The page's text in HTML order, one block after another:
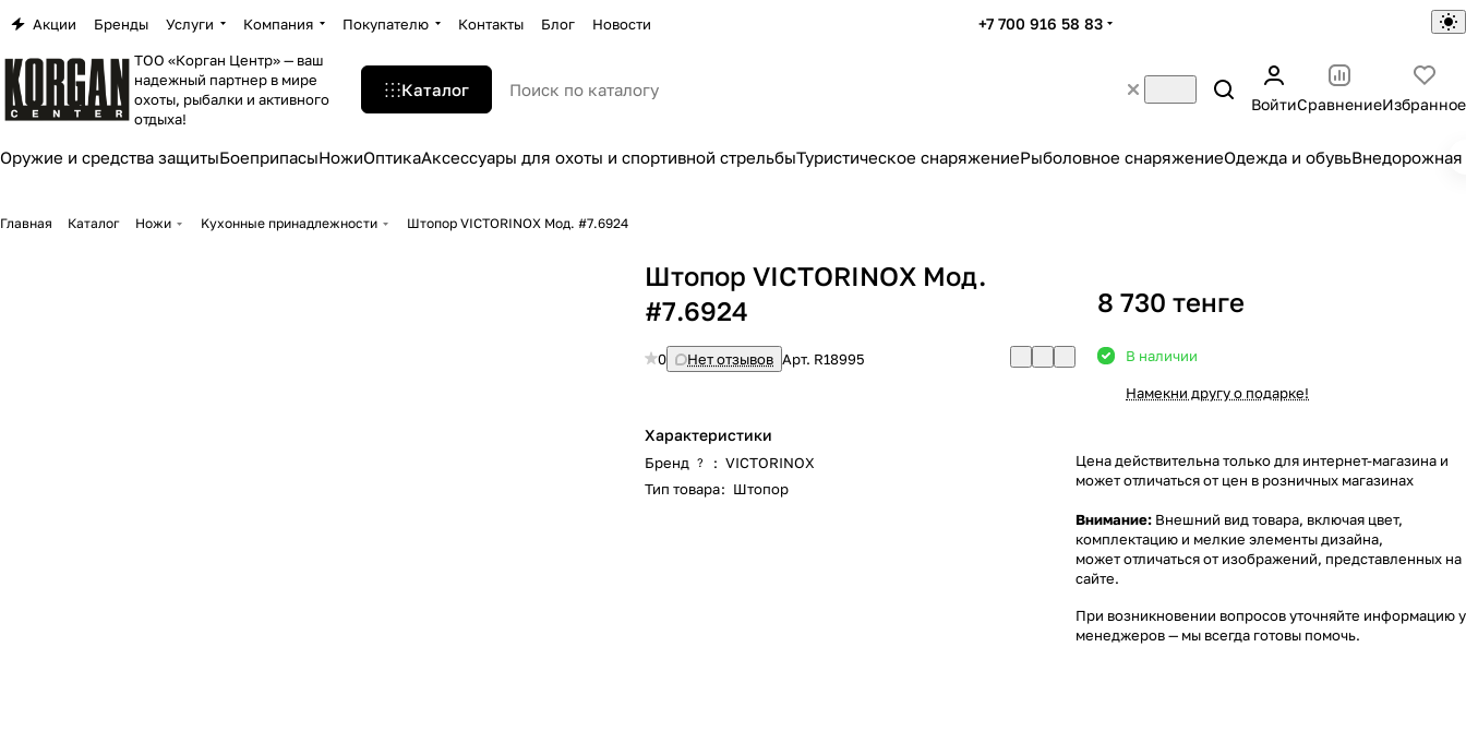
Акции Бренды Услуги Компания Покупателю Контакты Блог Новости +7 700 916 58 83
ТОО «Корган Центр» — ваш
надежный партнер в мире
охоты, рыбалки и активного
отдыха!
Каталог
ВойтиСравнениеИзбранное
Оружие и средства защитыБоеприпасыНожиОптикаАксессуары для охоты и спортивной стрельбыТуристическое снаряжениеРыболовное снаряжениеОдежда и обувьВнедорожная
Главная Каталог Ножи Kухонные принадлежности Штопор VICTORINOX Мод. #7.6924
Штопор VICTORINOX Мод.
#7.6924
0 Нет отзывов Арт. R18995
Характеристики
Бренд ? : VICTORINOX
Тип товара: Штопор
8 730 тенге
В наличии
Намекни другу о подарке!
Цена действительна только для интернет-магазина и
может отличаться от цен в розничных магазинах
Внимание: Внешний вид товара, включая цвет,
комплектацию и мелкие элементы дизайна,
может отличаться от изображений, представленных на
сайте.
При возникновении вопросов уточняйте информацию у
менеджеров— мы всегда готовы помочь.